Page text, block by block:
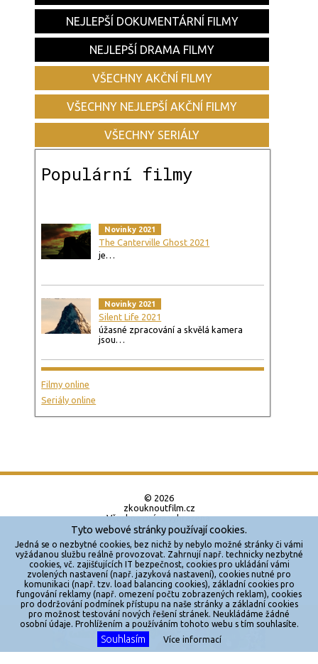
X
NEJLEPŠÍ DOKUMENTÁRNÍ FILMY
NEJLEPŠÍ DRAMA FILMY
VŠECHNY AKČNÍ FILMY
VŠECHNY NEJLEPŠÍ AKČNÍ FILMY
VŠECHNY SERIÁLY
Populární filmy
Novinky 2021
The Canterville Ghost 2021
je…
Novinky 2021
Silent Life 2021
úžasné zpracování a skvělá kamera
jsou…
Filmy online
Seriály online
© 2026
zkouknoutfilm.cz
Všechna práva vyhrazena.
Powered by
Reklama
Sítě
Redakce
Jakékoliv užití obsahu je bez souhlasu provozovatele zakázáno.
Tyto webové stránky používají cookies.
Jedná se o nezbytné cookies, bez nichž by nebylo možné stránky či vámi
vyžádanou službu reálně provozovat. Zahrnují např. technicky nezbytné
cookies, vč. zajišťujících IT bezpečnost, cookies pro ukládání vámi
zvolených nastavení (např. jazyková nastavení), cookies nutné pro
komunikaci (např. tzv. load balancing cookies), základní cookies pro
fungování reklamy (např. omezení počtu zobrazených reklam), cookies
pro dodržování podmínek přístupu na naše stránky a základní cookies
pro možnost testování nových řešení stránek. Neukládáme žádné
osobní údaje. Prohlížením a používáním tohoto webu s tím souhlasíte.
Souhlasím Více informací